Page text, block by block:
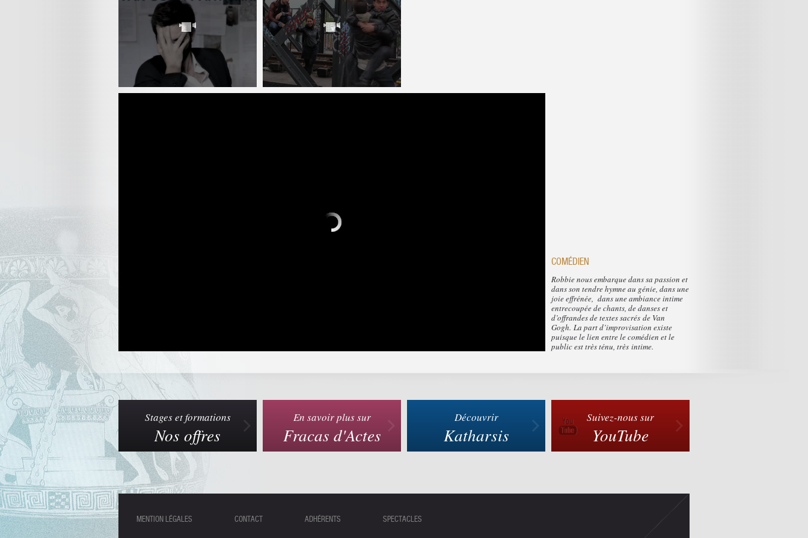
COMÉDIEN
Robbie nous embarque dans sa passion et
dans son tendre hymne au génie, dans une
joie effrénée, dans une ambiance intime
entrecoupée de chants, de danses et
d’offrandes de textes sacrés de Van
Gogh. La part d’improvisation existe
puisque le lien entre le comédien et le
public est très ténu, très intime.
Suivez-nous sur
YouTube
Découvrir
Katharsis
En savoir plus sur
Fracas d'Actes
Stages et formations
Nos offres
MENTION LÉGALES CONTACT ADHÉRENTS SPECTACLES